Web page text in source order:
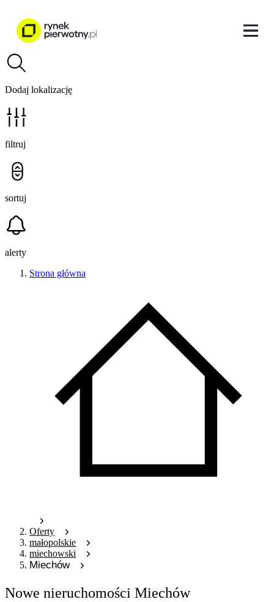
Dodaj lokalizację
filtruj
sortuj
alerty
Strona główna
Oferty
małopolskie
miechowski
Miechów
Nowe nieruchomości Miechów